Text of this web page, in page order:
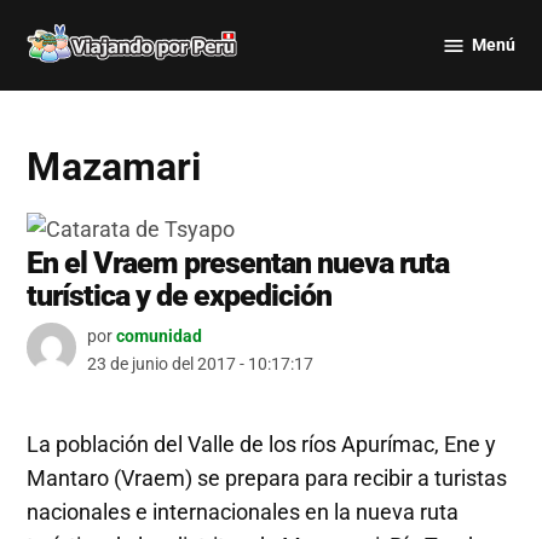
por Perú
Menú
Mazamari
En el Vraem presentan nueva ruta
turística y de expedición
porcomunidad
23 de junio del 2017 - 10:17:17
La población del Valle de los ríos Apurímac, Ene y
Mantaro (Vraem) se prepara para recibir a turistas
nacionales e internacionales en la nueva ruta